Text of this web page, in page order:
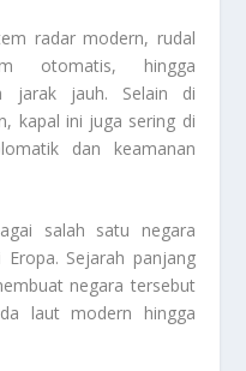
radar modern, rudal
otomatis, hingga
jarak jauh. Selain di
kapal ini juga sering di
dan keamanan
salah satu negara
Sejarah panjang
negara tersebut
laut modern hingga